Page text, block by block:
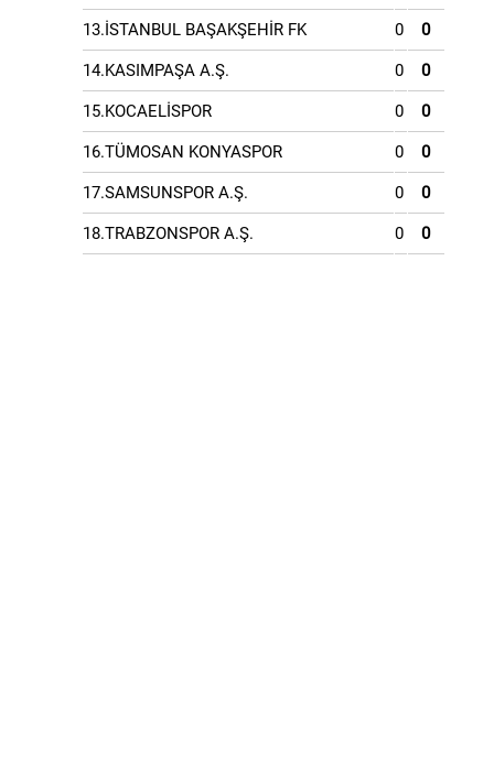
13.İSTANBUL BAŞAKŞEHİR FK 0 0
14.KASIMPAŞA A.Ş. 0 0
15.KOCAELİSPOR 0 0
16.TÜMOSAN KONYASPOR 0 0
17.SAMSUNSPOR A.Ş. 0 0
18.TRABZONSPOR A.Ş. 0 0